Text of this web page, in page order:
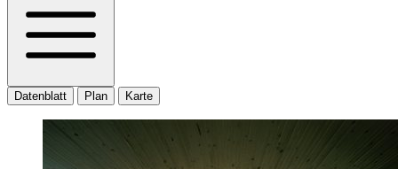
Datenblatt Plan Karte